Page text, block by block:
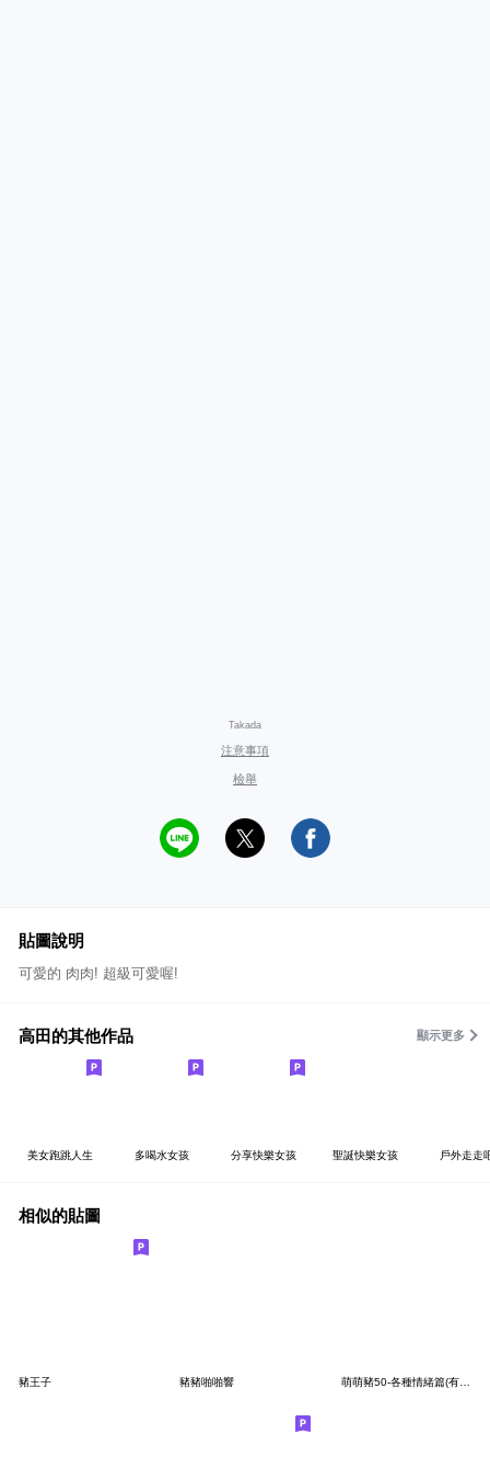
Takada
注意事項
檢舉
貼圖說明
可愛的 肉肉! 超級可愛喔!
高田的其他作品 顯示更多
美女跑跳人生 多喝水女孩 分享快樂女孩 聖誕快樂女孩 戶外走走
相似的貼圖
豬王子 豬豬啪啪響 萌萌豬50-各種情緒篇(有字)